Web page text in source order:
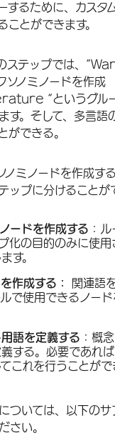
するために、カスタ
ことができます。
ステップでは、
ソノミノードを作成
“というグルー
す。そして、多言語
ができる。
ノミノードを作成す
ップに分けることが
ードを作成する ：
化の目的のみに使用
す。
作成する：
関連語
で使用できるノー
語を定義する ：概
する。必要であれ
これを行うことがで
ついては、以下のサ
さい。